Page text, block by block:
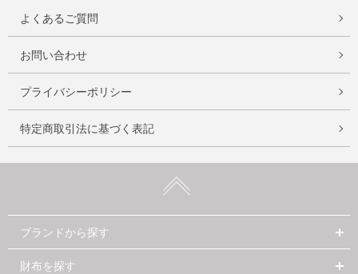
よくあるご質問
お問い合わせ
プライバシーポリシー
特定商取引法に基づく表記
ブランドから探す
財布を探す